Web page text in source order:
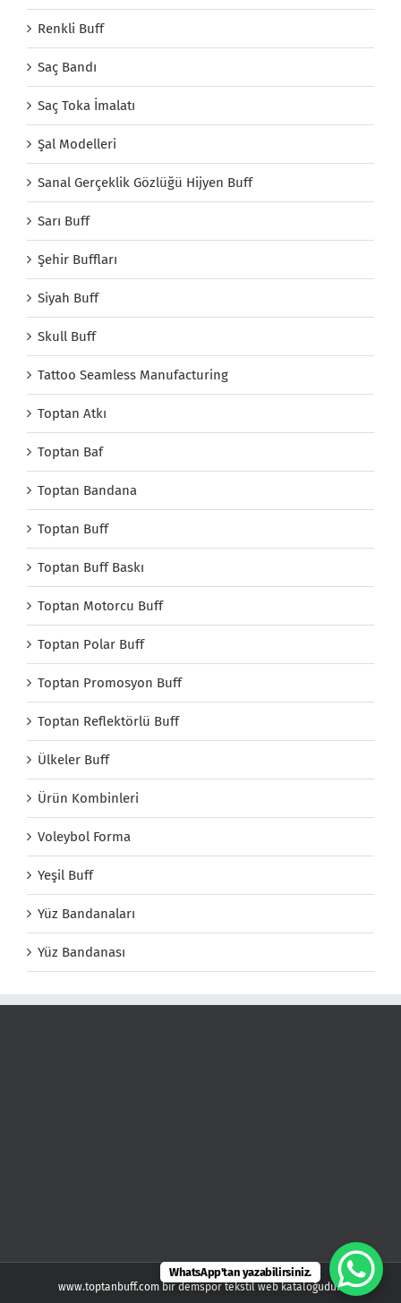
Renkli Buff
Saç Bandı
Saç Toka İmalatı
Şal Modelleri
Sanal Gerçeklik Gözlüğü Hijyen Buff
Sarı Buff
Şehir Buffları
Siyah Buff
Skull Buff
Tattoo Seamless Manufacturing
Toptan Atkı
Toptan Baf
Toptan Bandana
Toptan Buff
Toptan Buff Baskı
Toptan Motorcu Buff
Toptan Polar Buff
Toptan Promosyon Buff
Toptan Reflektörlü Buff
Ülkeler Buff
Ürün Kombinleri
Voleybol Forma
Yeşil Buff
Yüz Bandanaları
Yüz Bandanası
www.toptanbuff.com bir demspor tekstil web kataloğudur.
WhatsApp'tan yazabilirsiniz.